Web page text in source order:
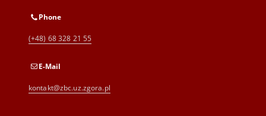
Phone
(+48) 68 328 21 55
E-Mail
kontakt@zbc.uz.zgora.pl